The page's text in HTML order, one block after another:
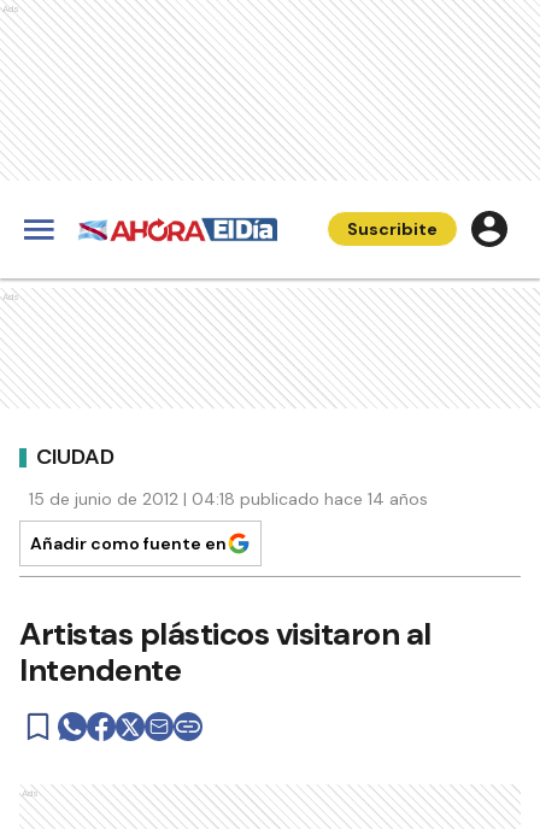
Ads
Suscribite
Ads
CIUDAD
15 de junio de 2012 | 04:18 publicado hace 14 años
Añadir como fuente en
Artistas plásticos visitaron al
Intendente
Ads